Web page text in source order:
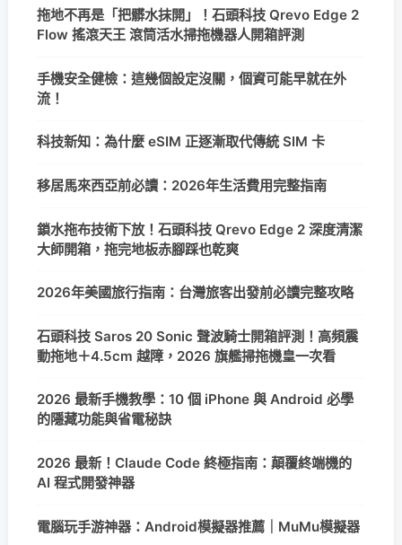
拖地不再是「把髒水抹開」！石頭科技 Qrevo Edge 2
Flow 搖滾天王 滾筒活水掃拖機器人開箱評測
手機安全健檢：這幾個設定沒關，個資可能早就在外
流！
科技新知：為什麼 eSIM 正逐漸取代傳統 SIM 卡
移居馬來西亞前必讀：2026年生活費用完整指南
鎖水拖布技術下放！石頭科技 Qrevo Edge 2 深度清潔
大師開箱，拖完地板赤腳踩也乾爽
2026年美國旅行指南：台灣旅客出發前必讀完整攻略
石頭科技 Saros 20 Sonic 聲波騎士開箱評測！高頻震
動拖地＋4.5cm 越障，2026 旗艦掃拖機皇一次看
2026 最新手機教學：10 個 iPhone 與 Android 必學
的隱藏功能與省電秘訣
2026 最新！Claude Code 終極指南：顛覆終端機的
AI 程式開發神器
電腦玩手游神器：Android模擬器推薦｜MuMu模擬器